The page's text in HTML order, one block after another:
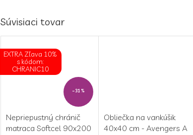
Súvisiaci tovar
EXTRA Zľava 10%
s kódom:
CHRANIC10
–31 %
Nepriepustný chránič
matraca Softcel 90x200
Obliečka na vankúšik
40x40 cm - Avengers A